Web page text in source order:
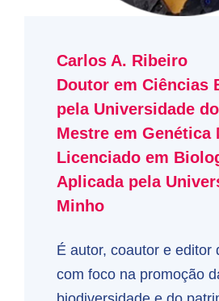
Carlos A. Ribeiro
Doutor em Ciências
pela Universidade
Mestre em Genética
Licenciado em
Aplicada pela
Minho
É autor, coautor e editor
com foco na promoção